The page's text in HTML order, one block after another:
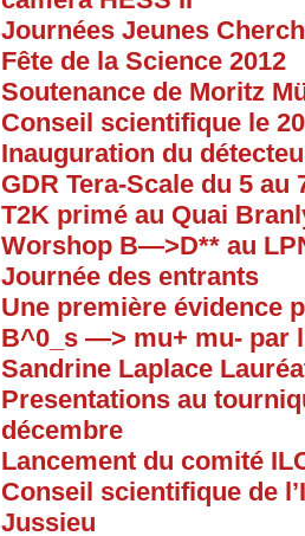
Journées Jeunes
Fête de la Science 2012
Soutenance de Moritz
Conseil scientifique le
Inauguration du
GDR Tera-Scale du 5
T2K primé au Quai
Worshop B—>D** au
Journée des entrants
Une première évidence
B^0_s —> mu+ mu- par
Sandrine Laplace
Presentations au
décembre
Lancement du comité
Conseil scientifique de
Jussieu